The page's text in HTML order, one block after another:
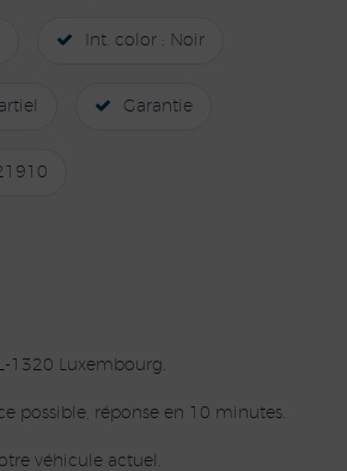
Int. color : Noir
Garantie
1320 Luxembourg.
possible, réponse en 10 minutes.
véhicule actuel.